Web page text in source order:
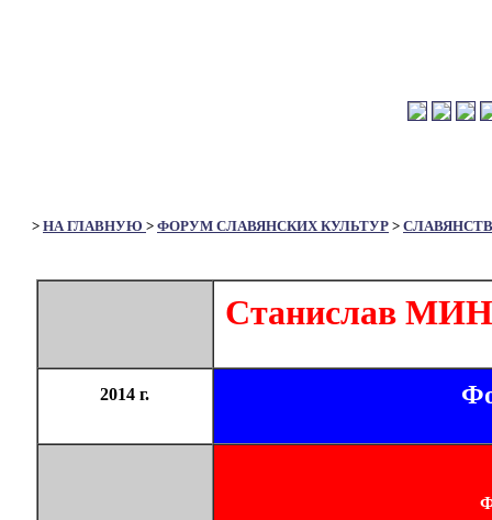
> НА ГЛАВНУЮ > ФОРУМ СЛАВЯНСКИХ КУЛЬТУР >
Станислав
2014 г.